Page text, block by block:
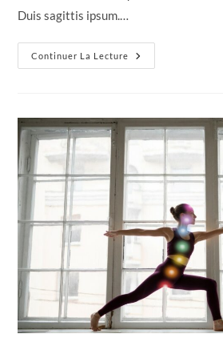
Duis sagittis ipsum.…
Continuer La Lecture
Duis
Sagitis